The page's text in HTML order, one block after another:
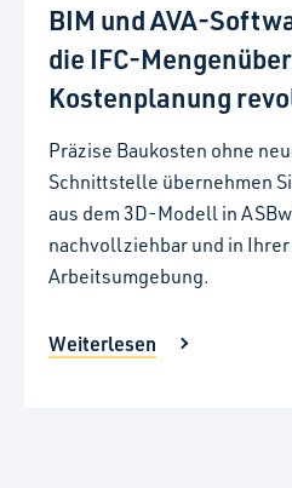
BIM und AVA-
die IFC-
Kostenplanung
Präzise Baukosten ohne
Schnittstelle übernehmen
aus dem 3D-Modell in
nachvollziehbar und in
Arbeitsumgebung.
Weiterlesen